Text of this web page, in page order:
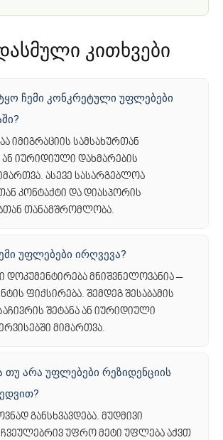
კითხვები
ჩემი კონკრეტული უფლებები
იმიგრაციის სამსახურთან
იურიდიული დახმარების
ასევე სასარგებლოა
კონტაქტი და დიასპორის
თანამშრომლობა.
უფლებები ირღვევა?
დოკუმენტირება მნიშვნელოვანია –
ფიქსირება. შემდეგ შესაბამის
შეტანა ან იურიდიული
მიმართვა.
თუ არა უფლებები რეზიდენციის
განსხვავდება. მუდმივი
უფრო მეტი უფლება აქვთ